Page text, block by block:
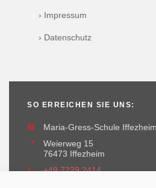
› Impressum
› Datenschutz
SO ERREICHEN SIE UNS:
🏫
Maria-Gress-Schule Iffezheim
📍
Weierweg 15
76473 Iffezheim
📞
+49 7229 2414